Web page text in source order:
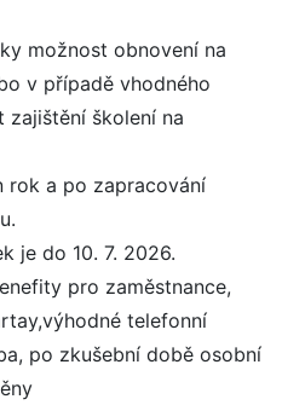
možnost obnovení na
v případě vhodného
školení na
rok a po zapracování
je do 10. 7. 2026.
pro zaměstnance,
telefonní
po zkušební době osobní